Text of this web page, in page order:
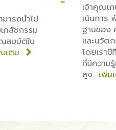
มารถนำไป
ภสัชกรรม
สมบัติใน
เติม..
เจ้าคุณเ
เน้นการ
ฐานของ
และนวัต
โดยเรา
ที่มีความ
สูง.. เพิ่ม